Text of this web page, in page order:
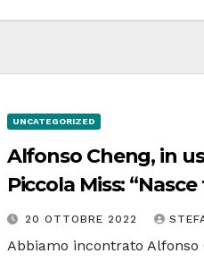
UNCATEGORIZED
Alfonso Cheng, in
Piccola Miss:
stanzetta”
20 OTTOBRE 2022
Abbiamo incontrato Alfonso